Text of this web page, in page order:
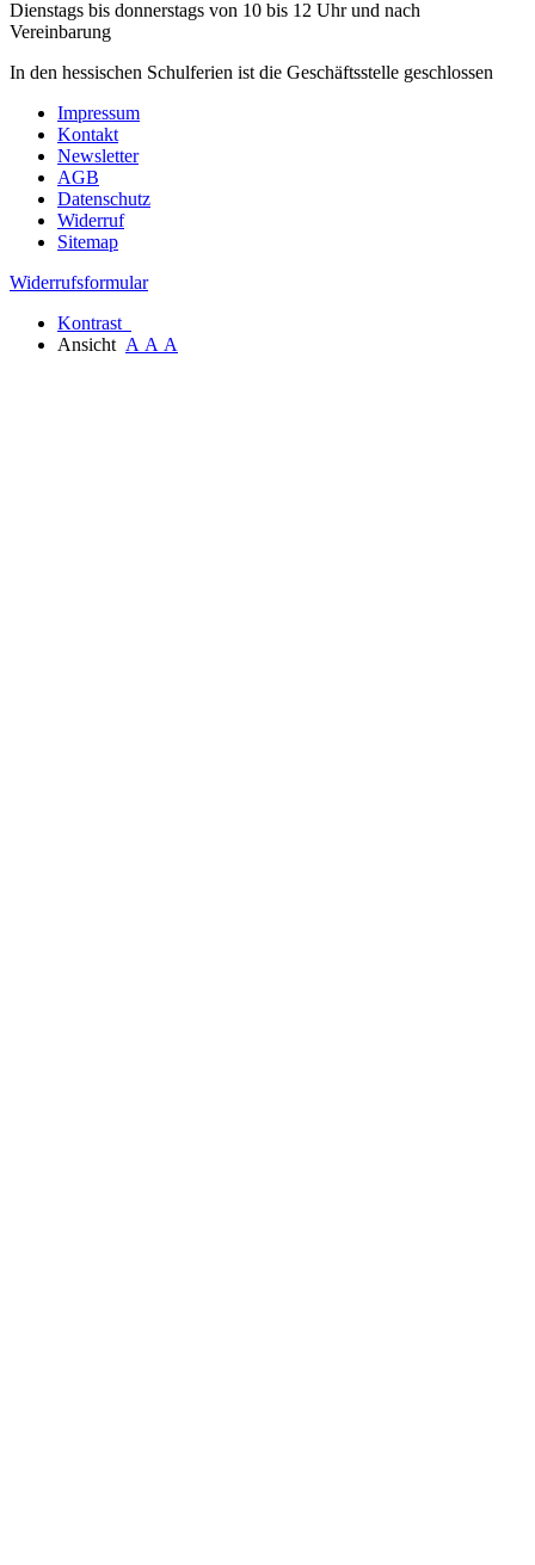
Dienstags bis donnerstags von 10 bis 12 Uhr und nach
Vereinbarung
In den hessischen Schulferien ist die Geschäftsstelle geschlossen
Impressum
Kontakt
Newsletter
AGB
Datenschutz
Widerruf
Sitemap
Widerrufsformular
Kontrast
Ansicht A A A